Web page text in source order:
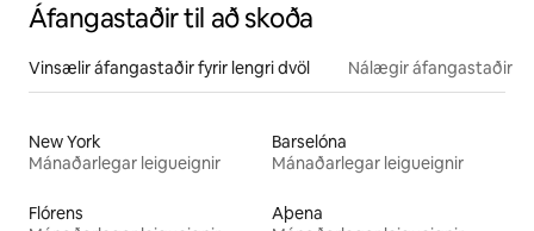
Áfangastaðir til að skoða
Vinsælir áfangastaðir fyrir lengri dvöl Nálægir áfangastaðir
New York
Mánaðarlegar leigueignir
Barselóna
Mánaðarlegar leigueignir
Flórens
Aþena